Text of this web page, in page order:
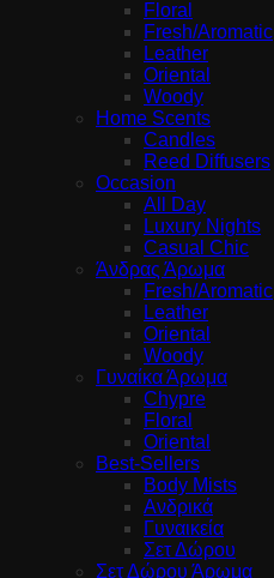
Floral
Fresh/Aromatic
Leather
Oriental
Woody
Home Scents
Candles
Reed Diffusers
Occasion
All Day
Luxury Nights
Casual Chic
Άνδρας Άρωμα
Fresh/Aromatic
Leather
Oriental
Woody
Γυναίκα Άρωμα
Chypre
Floral
Oriental
Best-Sellers
Body Mists
Ανδρικά
Γυναικεία
Σετ Δώρου
Σετ Δώρου Άρωμα